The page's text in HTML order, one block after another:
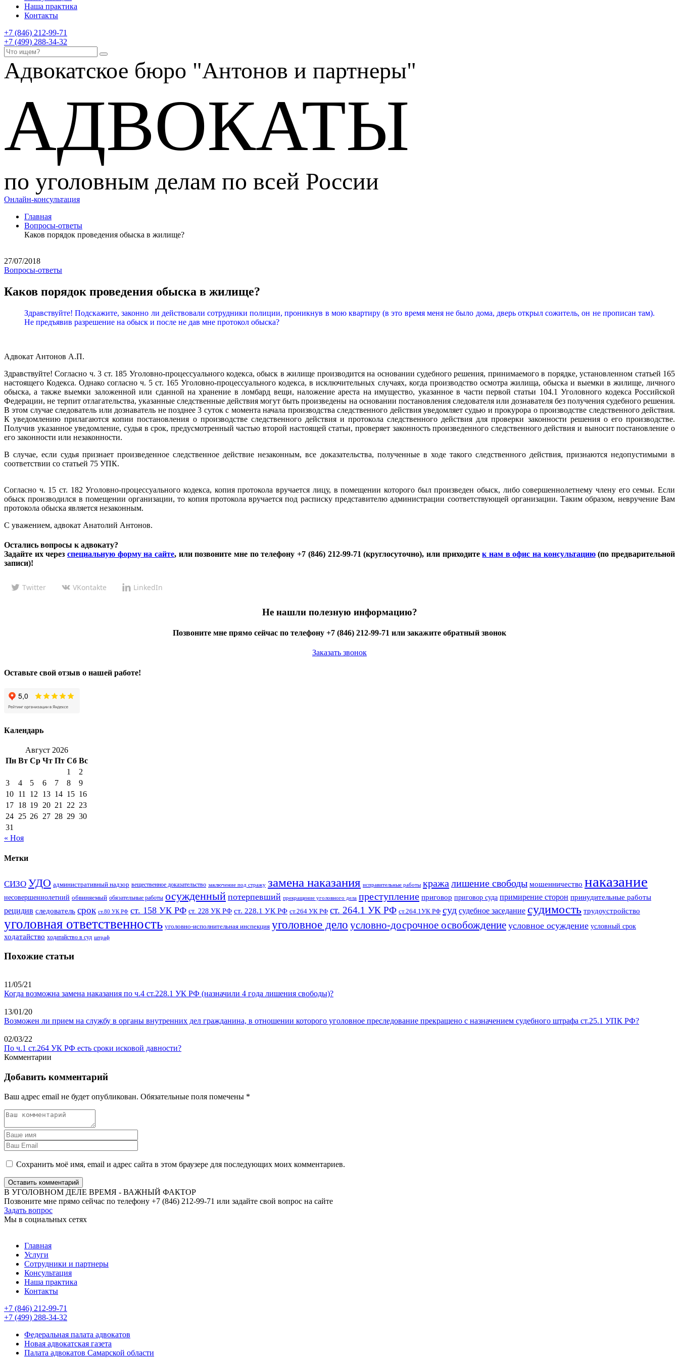
Наша практика
Контакты
+7 (846) 212-99-71
+7 (499) 288-34-32
Адвокатское бюро "Антонов и партнеры"
АДВОКАТЫ
по уголовным делам по всей России
Онлайн-консультация
Главная
Вопросы-ответы
Каков порядок проведения обыска в жилище?
27/07/2018
Вопросы-ответы
Каков порядок проведения обыска в жилище?
Здравствуйте! Подскажите, законно ли действовали сотрудники полиции, проникнув в мою квартиру (в это время меня не было дома, дверь открыл сожитель, он не прописан там).
Не предъявив разрешение на обыск и после не дав мне протокол обыска?
Адвокат Антонов А.П.
Здравствуйте! Согласно ч. 3 ст. 185 Уголовно-процессуального кодекса, обыск в жилище производится на основании судебного решения, принимаемого в порядке, установленном статьей 165
настоящего Кодекса. Однако согласно ч. 5 ст. 165 Уголовно-процессуального кодекса, в исключительных случаях, когда производство осмотра жилища, обыска и выемки в жилище, личного
обыска, а также выемки заложенной или сданной на хранение в ломбард вещи, наложение ареста на имущество, указанное в части первой статьи 104.1 Уголовного кодекса Российской
Федерации, не терпит отлагательства, указанные следственные действия могут быть произведены на основании постановления следователя или дознавателя без получения судебного решения.
В этом случае следователь или дознаватель не позднее 3 суток с момента начала производства следственного действия уведомляет судью и прокурора о производстве следственного действия.
К уведомлению прилагаются копии постановления о производстве следственного действия и протокола следственного действия для проверки законности решения о его производстве.
Получив указанное уведомление, судья в срок, предусмотренный частью второй настоящей статьи, проверяет законность произведенного следственного действия и выносит постановление о
его законности или незаконности.
В случае, если судья признает произведенное следственное действие незаконным, все доказательства, полученные в ходе такого следственного действия, признаются недопустимыми в
соответствии со статьей 75 УПК.
Согласно ч. 15 ст. 182 Уголовно-процессуального кодекса, копия протокола вручается лицу, в помещении которого был произведен обыск, либо совершеннолетнему члену его семьи. Если
обыск производился в помещении организации, то копия протокола вручается под расписку представителю администрации соответствующей организации. Таким образом, невручение Вам
протокола обыска является незаконным.
С уважением, адвокат Анатолий Антонов.
Остались вопросы к адвокату?
Задайте их черезспециальную форму на сайте, или позвоните мне по телефону +7 (846) 212-99-71 (круглосуточно), или приходитек нам в офис на консультацию(по предварительной
записи)!
Twitter VKontakte LinkedIn
Не нашли полезную информацию?
Позвоните мне прямо сейчас по телефону +7 (846) 212-99-71 или закажите обратный звонок
Заказать звонок
Оставьте свой отзыв о нашей работе!
Календарь
Август 2026
Пн Вт Ср Чт Пт Сб Вс
1
2
3
4 5 6 7 8
9
10 11 12 13 14 15 16
17 18 19 20 21 22 23
24 25 26 27 28 29 30
31
« Ноя
Метки
СИЗО УДО административный надзор вещественное доказательство заключение под стражу замена наказания исправительные работы кража лишение свободы мошенничество наказание
несовершеннолетний обвиняемый обязательные работы осужденный потерпевший прекращение уголовного дела преступление приговор приговор суда примирение сторон принудительные работы
рецидив следователь срок ст.80 УК РФ ст. 158 УК РФ ст. 228 УК РФ ст. 228.1 УК РФ ст.264 УК РФ ст. 264.1 УК РФ ст.264.1УК РФ суд судебное заседание судимость трудоустройство
уголовная ответственность уголовно-исполнительная инспекция уголовное дело условно-досрочное освобождение условное осуждение условный срок
ходатайство ходатайство в суд штраф
Похожие статьи
11/05/21
Когда возможна замена наказания по ч.4 ст.228.1 УК РФ (назначили 4 года лишения свободы)?
13/01/20
Возможен ли прием на службу в органы внутренних дел гражданина, в отношении которого уголовное преследование прекращено с назначением судебного штрафа ст.25.1 УПК РФ?
02/03/22
По ч.1 ст.264 УК РФ есть сроки исковой давности?
Комментарии
Добавить комментарий
Ваш адрес email не будет опубликован. Обязательные поля помечены *
Сохранить моё имя, email и адрес сайта в этом браузере для последующих моих комментариев.
Оставить комментарий
В УГОЛОВНОМ ДЕЛЕ ВРЕМЯ - ВАЖНЫЙ ФАКТОР
Позвоните мне прямо сейчас по телефону +7 (846) 212-99-71 или задайте свой вопрос на сайте
Задать вопрос
Мы в социальных сетях
Главная
Услуги
Сотрудники и партнеры
Консультация
Наша практика
Контакты
+7 (846) 212-99-71
+7 (499) 288-34-32
Федеральная палата адвокатов
Новая адвокатская газета
Палата адвокатов Самарской области